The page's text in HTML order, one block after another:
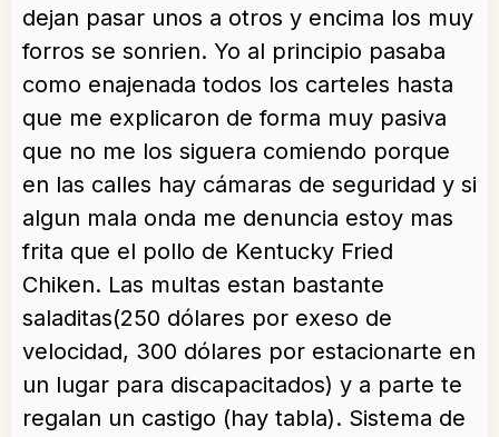
dejan pasar unos a otros y encima los muy
forros se sonrien. Yo al principio pasaba
como enajenada todos los carteles hasta
que me explicaron de forma muy pasiva
que no me los siguera comiendo porque
en las calles hay cámaras de seguridad y si
algun mala onda me denuncia estoy mas
frita que el pollo de Kentucky Fried
Chiken. Las multas estan bastante
saladitas(250 dólares por exeso de
velocidad, 300 dólares por estacionarte en
un lugar para discapacitados) y a parte te
regalan un castigo (hay tabla). Sistema de